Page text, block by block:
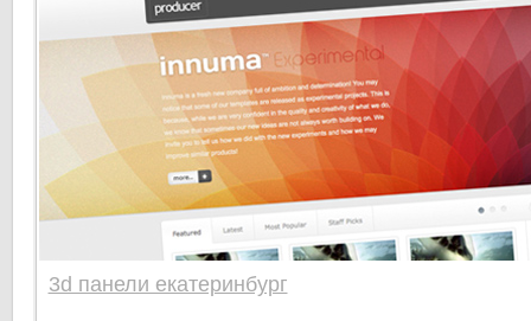
3d панели екатеринбург